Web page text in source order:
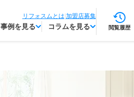
リフォスムとは|加盟店募集
事例を見る コラムを見る 閲覧履歴